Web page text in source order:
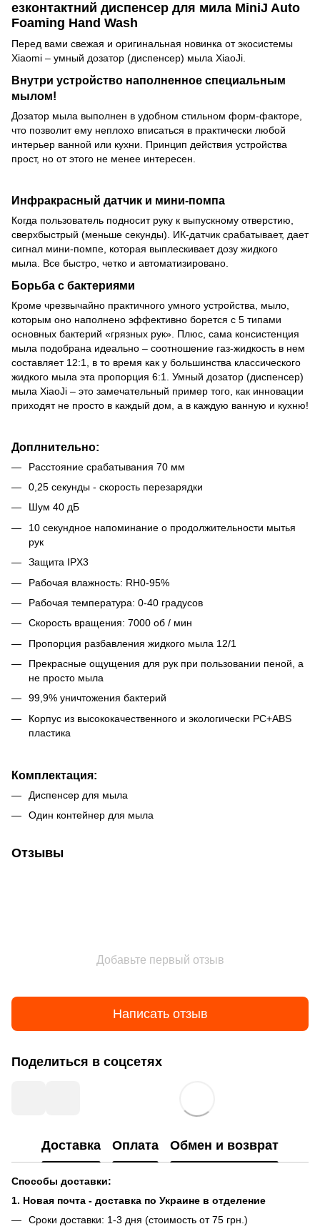
езконтактний диспенсер для мила MiniJ Auto
Foaming Hand Wash
Перед вами свежая и оригинальная новинка от экосистемы
Xiaomi – умный дозатор (диспенсер) мыла XiaoJi.
Внутри устройство наполненное специальным
мылом!
Дозатор мыла выполнен в удобном стильном форм-факторе,
что позволит ему неплохо вписаться в практически любой
интерьер ванной или кухни. Принцип действия устройства
прост, но от этого не менее интересен.
Инфракрасный датчик и мини-помпа
Когда пользователь подносит руку к выпускному отверстию,
сверхбыстрый (меньше секунды). ИК-датчик срабатывает, дает
сигнал мини-помпе, которая выплескивает дозу жидкого
мыла. Все быстро, четко и автоматизировано.
Борьба с бактериями
Кроме чрезвычайно практичного умного устройства, мыло,
которым оно наполнено эффективно борется с 5 типами
основных бактерий «грязных рук». Плюс, сама консистенция
мыла подобрана идеально – соотношение газ-жидкость в нем
составляет 12:1, в то время как у большинства классического
жидкого мыла эта пропорция 6:1. Умный дозатор (диспенсер)
мыла XiaoJi – это замечательный пример того, как инновации
приходят не просто в каждый дом, а в каждую ванную и кухню!
Доплнительно:
Расстояние срабатывания 70 мм
0,25 секунды - скорость перезарядки
Шум 40 дБ
10 секундное напоминание о продолжительности мытья
рук
Защита IPX3
Рабочая влажность: RH0-95%
Рабочая температура: 0-40 градусов
Скорость вращения: 7000 об / мин
Пропорция разбавления жидкого мыла 12/1
Прекрасные ощущения для рук при пользовании пеной, а
не просто мыла
99,9% уничтожения бактерий
Корпус из высококачественного и экологически PC+ABS
пластика
Комплектация:
Диспенсер для мыла
Один контейнер для мыла
Отзывы
Добавьте первый отзыв
Написать отзыв
Поделиться в соцсетях
Доставка Оплата Обмен и возврат
Способы доставки:
1. Новая почта - доставка по Украине в отделение
Сроки доставки: 1-3 дня (стоимость от 75 грн.)